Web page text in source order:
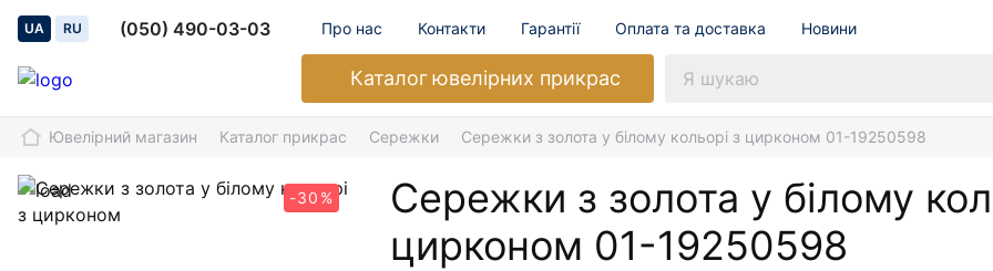
UA RU (050) 490-03-03 Про нас Контакти Гарантії Оплата та доставка Новини
Каталогювелірних прикрас
Ювелірний магазин Каталог прикрас Сережки Сережки з золота у білому кольорі з цирконом 01-19250598
-30%
Сережки з золота у білому
цирконом 01-19250598